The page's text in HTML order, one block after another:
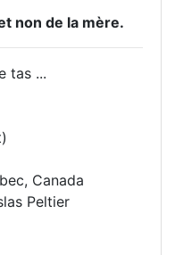
non de la mère.
tas ...
Canada
Peltier